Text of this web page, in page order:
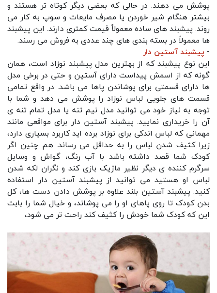
پوشش می‌ دهند. در حالی که بعضی دیگر کوتاه‌ تر هستند و
بیشتر هنگام شیر خوردن یا مصرف مایعات و سوپ به کار می‌
روند. پیشبند های ساده معمولاً قیمت کمتری دارند. این پیشبند
ها معمولاً در بسته‌ بندی‌ های چند عددی به فروش می‌ رسند.
- پیشبند آستین دار
این نوع پیشبند که از بهترین مدل پیشبند نوزاد است، همان
گونه که از اسمش پیداست دارای آستین و حتی در برخی مدل
ها دارای قسمتی برای پوشاندن پاها می باشد. در واقع تمامی
قسمت های جلویی لباس نوزاد را پوشش می دهد و شما با
توجه به نیاز خود می توانید مدل نیم تنه یا مدل تمام تنه ی
آن را خریداری نمایید. پیشبند آستین دار برای مواقعی مانند
مهمانی که لباس اندکی برای نوزاد برده اید کاربرد بسیاری دارد،
زیرا کثیف شدن لباس را به حداقل می رساند. هم چنین اگر
کودک شما قصد داشته باشد با آب رنگ، گواش و وسایل
سرگرم کننده ی دیگر نظیر ماژیک بازی کند و نگران لکه شدن
لباس او هستید می توانید از پیشبند آستین دار استفاده
کنید. پیشبند آستین‌ بلند علاوه بر پوشش دادن دست‌ ها، کل
بدن کودک تا روی پاهای او را می‌ پوشاند، و خیال شما را بابت
این که کودک شما خودش را کثیف کند راحت تر می شود،